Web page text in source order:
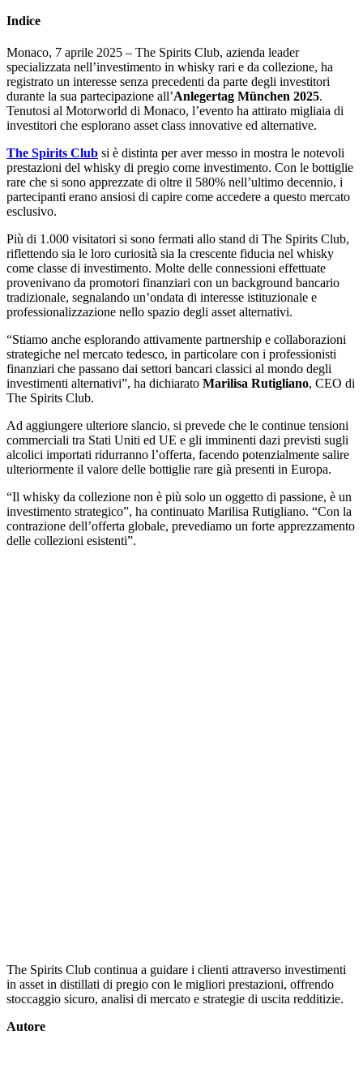
Indice
Monaco, 7 aprile 2025 – The Spirits Club, azienda leader
specializzata nell’investimento in whisky rari e da collezione, ha
registrato un interesse senza precedenti da parte degli investitori
durante la sua partecipazione all’Anlegertag München 2025.
Tenutosi al Motorworld di Monaco, l’evento ha attirato migliaia di
investitori che esplorano asset class innovative ed alternative.
The Spirits Club si è distinta per aver messo in mostra le notevoli
prestazioni del whisky di pregio come investimento. Con le bottiglie
rare che si sono apprezzate di oltre il 580% nell’ultimo decennio, i
partecipanti erano ansiosi di capire come accedere a questo mercato
esclusivo.
Più di 1.000 visitatori si sono fermati allo stand di The Spirits Club,
riflettendo sia le loro curiosità sia la crescente fiducia nel whisky
come classe di investimento. Molte delle connessioni effettuate
provenivano da promotori finanziari con un background bancario
tradizionale, segnalando un’ondata di interesse istituzionale e
professionalizzazione nello spazio degli asset alternativi.
“Stiamo anche esplorando attivamente partnership e collaborazioni
strategiche nel mercato tedesco, in particolare con i professionisti
finanziari che passano dai settori bancari classici al mondo degli
investimenti alternativi”, ha dichiarato Marilisa Rutigliano, CEO di
The Spirits Club.
Ad aggiungere ulteriore slancio, si prevede che le continue tensioni
commerciali tra Stati Uniti ed UE e gli imminenti dazi previsti sugli
alcolici importati ridurranno l’offerta, facendo potenzialmente salire
ulteriormente il valore delle bottiglie rare già presenti in Europa.
“Il whisky da collezione non è più solo un oggetto di passione, è un
investimento strategico”, ha continuato Marilisa Rutigliano. “Con la
contrazione dell’offerta globale, prevediamo un forte apprezzamento
delle collezioni esistenti”.
The Spirits Club continua a guidare i clienti attraverso investimenti
in asset in distillati di pregio con le migliori prestazioni, offrendo
stoccaggio sicuro, analisi di mercato e strategie di uscita redditizie.
Autore